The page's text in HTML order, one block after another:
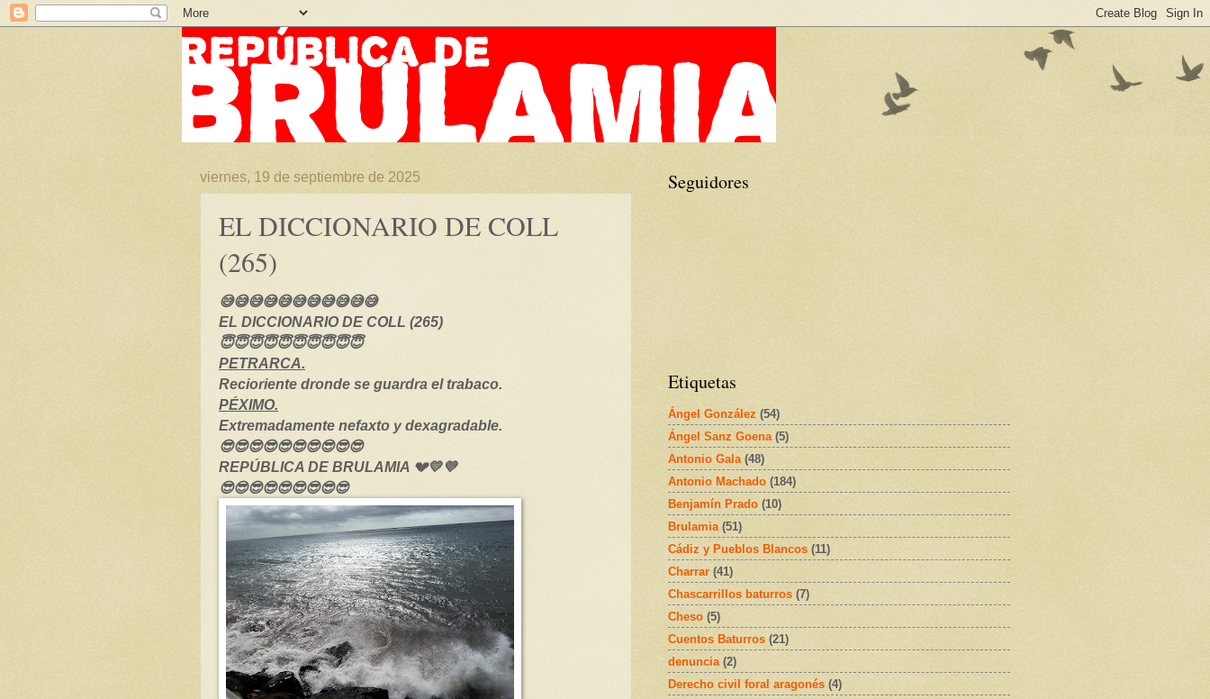
viernes, 19 de septiembre de 2025
EL DICCIONARIO DE COLL
(265)
😅😅😅😅😅😅😅😅😅😅😅
EL DICCIONARIO DE COLL (265)
😇😇😇😇😇😇😇😇😇😇
PETRARCA.
Recioriente dronde se guardra el trabaco.
PÉXIMO.
Extremadamente nefaxto y dexagradable.
😎😎😎😎😎😎😎😎😎😎
REPÚBLICA DE BRULAMIA 💔💛💜
😎😎😎😎😎😎😎😎😎
Seguidores
Etiquetas
Ángel González (54)
Ángel Sanz Goena (5)
Antonio Gala (48)
Antonio Machado (184)
Benjamín Prado (10)
Brulamia (51)
Cádiz y Pueblos Blancos (11)
Charrar (41)
Chascarrillos baturros (7)
Cheso (5)
Cuentos Baturros (21)
denuncia (2)
Derecho civil foral aragonés (4)